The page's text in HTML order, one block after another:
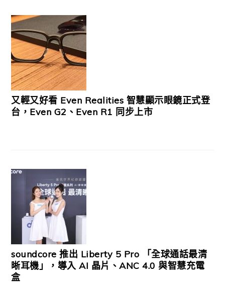
又輕又好看 Even Realities 智慧顯示眼鏡正式登
台，Even G2、Even R1 同步上市
soundcore 推出 Liberty 5 Pro 「全球通話最清
晰耳機」，導入 AI 晶片、ANC 4.0 與智慧充電
盒